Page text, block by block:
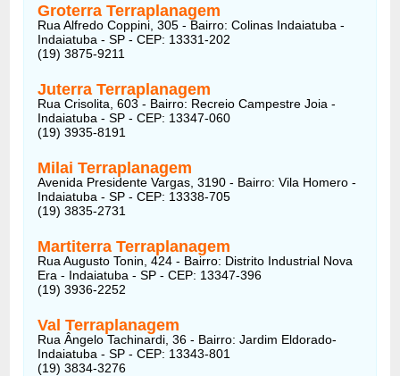
Groterra Terraplanagem
Rua Alfredo Coppini, 305 - Bairro: Colinas Indaiatuba -
Indaiatuba - SP - CEP: 13331-202
(19) 3875-9211
Juterra Terraplanagem
Rua Crisolita, 603 - Bairro: Recreio Campestre Joia -
Indaiatuba - SP - CEP: 13347-060
(19) 3935-8191
Milai Terraplanagem
Avenida Presidente Vargas, 3190 - Bairro: Vila Homero -
Indaiatuba - SP - CEP: 13338-705
(19) 3835-2731
Martiterra Terraplanagem
Rua Augusto Tonin, 424 - Bairro: Distrito Industrial Nova
Era - Indaiatuba - SP - CEP: 13347-396
(19) 3936-2252
Val Terraplanagem
Rua Ângelo Tachinardi, 36 - Bairro: Jardim Eldorado-
Indaiatuba - SP - CEP: 13343-801
(19) 3834-3276